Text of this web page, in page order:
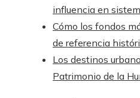
influencia en
Cómo los fondos
de referencia
Los destinos
Patrimonio de la